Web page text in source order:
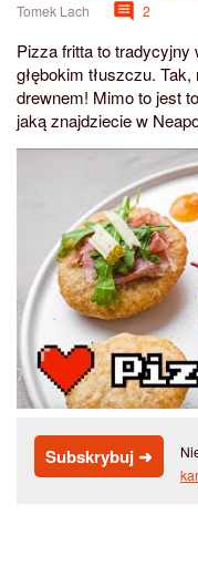
Tomek Lach 2
Pizza fritta to tradycyjny
głębokim tłuszczu.
drewnem! Mimo to jest
jaką znajdziecie w
Subskrybuj ➜